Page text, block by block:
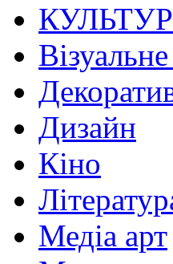
Дизайн
Кіно
Медіа арт